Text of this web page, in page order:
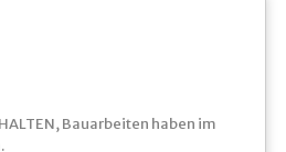
Bauarbeiten haben im